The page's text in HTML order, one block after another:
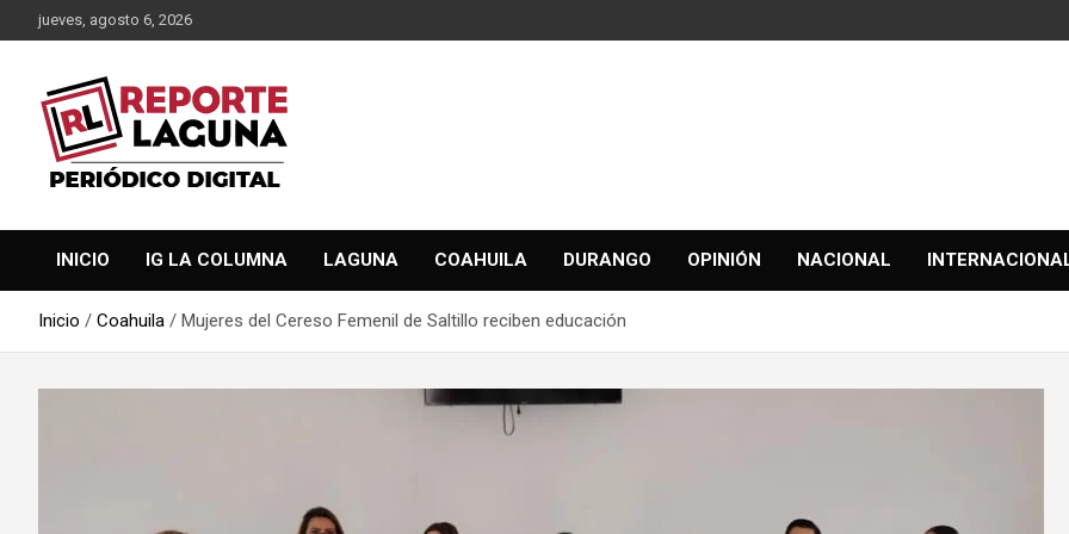
Saltar
al
jueves, agosto 6, 2026
Reporte Laguna
INICIO IG LA COLUMNA LAGUNA COAHUILA DURANGO OPINIÓN NACIONAL
Inicio Coahuila Mujeres del Cereso Femenil de Saltillo reciben educación